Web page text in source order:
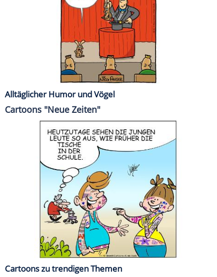
Alltäglicher Humor und Vögel
Cartoons "Neue Zeiten"
Cartoons zu trendigen Themen